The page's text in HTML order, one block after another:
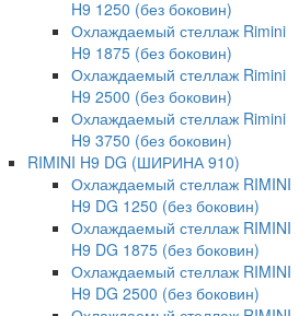
H9 1250 (без боковин)
Охлаждаемый стеллаж Rimini
H9 1875 (без боковин)
Охлаждаемый стеллаж Rimini
H9 2500 (без боковин)
Охлаждаемый стеллаж Rimini
H9 3750 (без боковин)
RIMINI H9 DG (ШИРИНА 910)
Охлаждаемый стеллаж RIMINI
H9 DG 1250 (без боковин)
Охлаждаемый стеллаж RIMINI
H9 DG 1875 (без боковин)
Охлаждаемый стеллаж RIMINI
H9 DG 2500 (без боковин)